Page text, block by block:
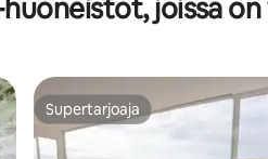
joissa
Supertarjoaja
Supertarjoaja